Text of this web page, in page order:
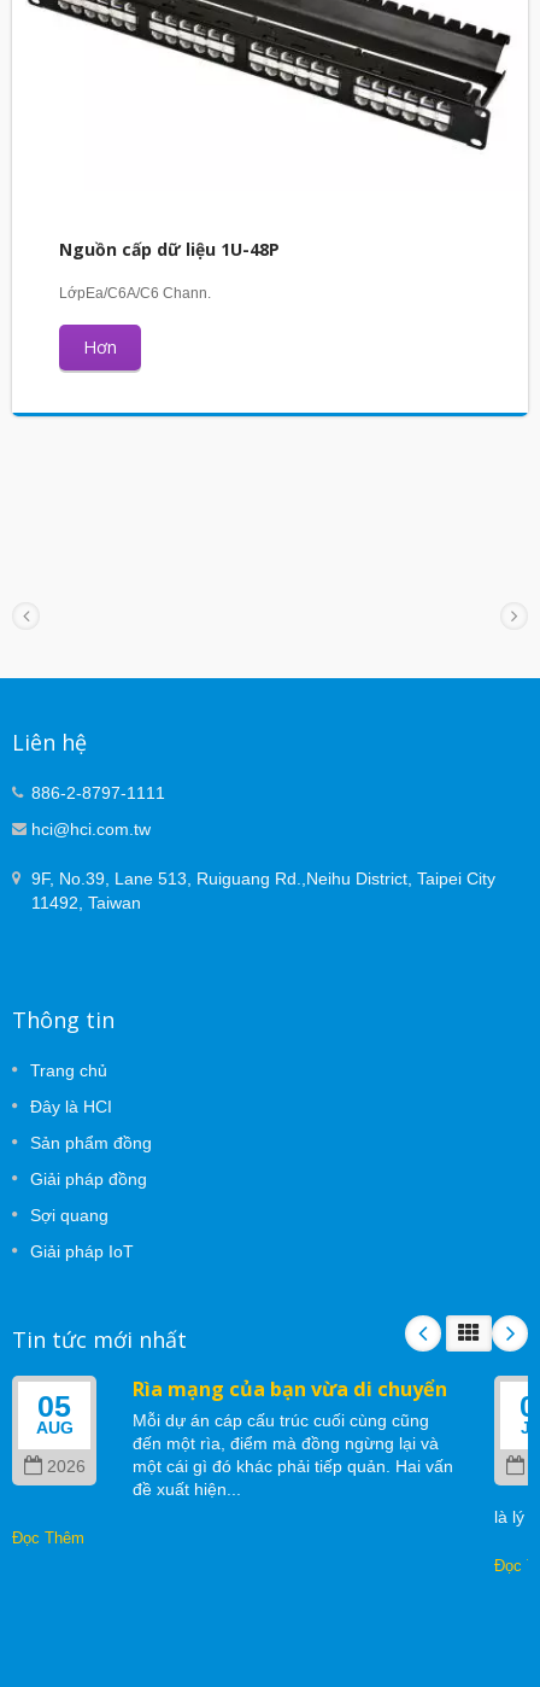
Nguồn cấp dữ liệu 1U-48P
LớpEa/C6A/C6 Chann.
Hơn
Liên hệ
886-2-8797-1111
hci@hci.com.tw
9F, No.39, Lane 513, Ruiguang Rd.,Neihu District, Taipei City
11492, Taiwan
Thông tin
Trang chủ
Đây là HCI
Sản phẩm đồng
Giải pháp đồng
Sợi quang
Giải pháp IoT
Tin tức mới nhất
05
AUG
2026
Rìa mạng của bạn vừa di chuyển
Mỗi dự án cáp cấu trúc cuối cùng cũng
đến một rìa, điểm mà đồng ngừng lại và
một cái gì đó khác phải tiếp quản. Hai vấn
đề xuất hiện...
Đọc Thêm
là lý
Đọc